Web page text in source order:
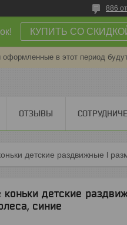
886
КУПИТЬ СО
оформленные в этот период
ОТЗЫВЫ
детские раздвижные l
коньки детские
синие